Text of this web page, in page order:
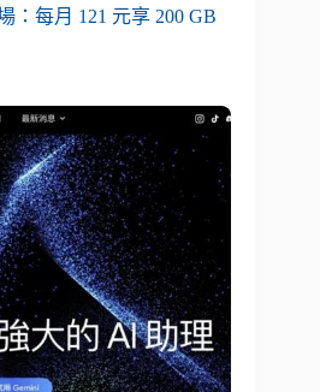
：每月 121 元享 200 GB